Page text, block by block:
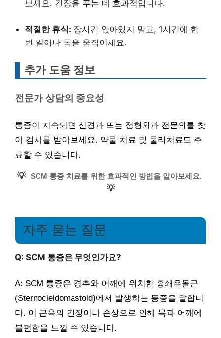
보세요. 긴장을 푸는 데 효과적입니다.
적절한 휴식: 장시간 앉아있지 말고, 1시간에 한
번 일어나 몸을 움직이세요.
추가 도움 정보
전문가 상담의 중요성
통증이 지속되면 신경과 또는 정형외과 전문의를 찾
아 검사를 받아보세요. 약물 치료 및 물리치료도 주
효할 수 있습니다.
💡 SCM 통증 치료를 위한 효과적인 방법을 알아보세요.
💡
자주 묻는 질문
Q: SCM 통증은 무엇인가요?
A: SCM 통증은 경추와 어깨에 위치한 흉쇄유돌근
(Sternocleidomastoid)에서 발생하는 통증을 말합니
다. 이 근육의 긴장이나 손상으로 인해 목과 어깨에
불편함을 느낄 수 있습니다.